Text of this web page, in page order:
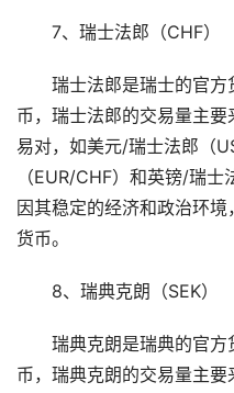
7、瑞士法郎（CHF）
瑞士法郎是瑞士的官
币，瑞士法郎的交易量主
易对，如美元/瑞士法郎（
（EUR/CHF）和英镑/瑞
因其稳定的经济和政治环
货币。
8、瑞典克朗（SEK）
瑞典克朗是瑞典的官
币，瑞典克朗的交易量主